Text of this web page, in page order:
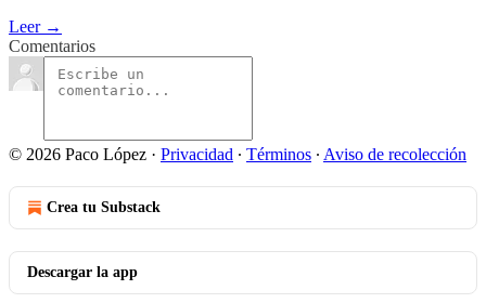
Leer →
Comentarios
© 2026 Paco López · Privacidad ∙ Términos ∙ Aviso de recolección
Crea tu Substack
Descargar la app